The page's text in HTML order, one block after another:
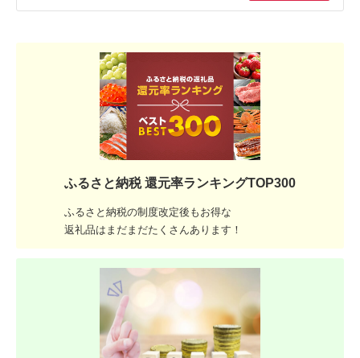
ふるさと納税 還元率ランキングTOP300
ふるさと納税の制度改定後もお得な
返礼品はまだまだたくさんあります！